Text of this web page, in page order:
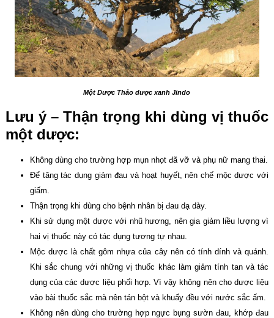
Một Dược Thảo dược xanh Jindo
Lưu ý – Thận trọng khi dùng vị thuốc
một dược:
Không dùng cho trường hợp mụn nhọt đã vỡ và phụ nữ mang thai.
Để tăng tác dụng giảm đau và hoạt huyết, nên chế mộc dược với
giấm.
Thận trọng khi dùng cho bệnh nhân bị đau dạ dày.
Khi sử dụng một dược với nhũ hương, nên gia giảm liều lượng vì
hai vị thuốc này có tác dụng tương tự nhau.
Mộc dược là chất gôm nhựa của cây nên có tính dính và quánh.
Khi sắc chung với những vị thuốc khác làm giảm tính tan và tác
dụng của các dược liệu phối hợp. Vì vậy không nên cho dược liệu
vào bài thuốc sắc mà nên tán bột và khuấy đều với nước sắc ấm.
Không nên dùng cho trường hợp ngực bụng sườn đau, khớp đau